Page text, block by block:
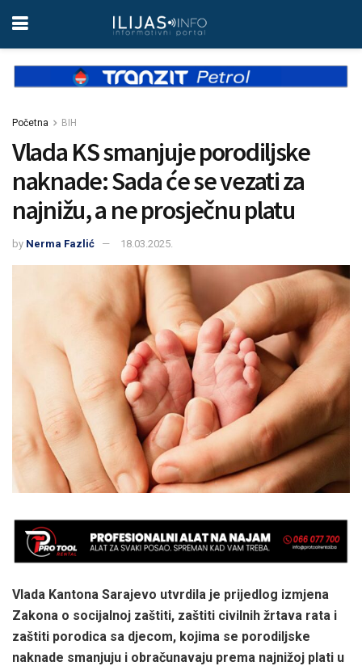
Početna BIH
Vlada KS smanjuje porodiljske
naknade: Sada će se vezati za
najnižu, a ne prosječnu platu
by Nerma Fazlić 18.03.2025.
Vlada Kantona Sarajevo utvrdila je prijedlog izmjena
Zakona o socijalnoj zaštiti, zaštiti civilnih žrtava rata i
zaštiti porodica sa djecom, kojima se porodiljske
naknade smanjuju i obračunavaju prema najnižoj plati u